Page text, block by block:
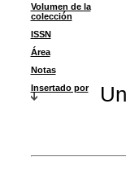
Volumen de la
colección
ISSN
Área
Notas
Insertado por